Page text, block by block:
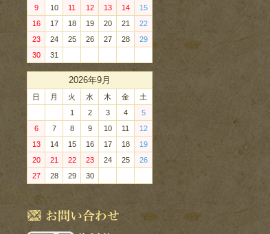
9
10 11 12 13 14
15
16
17 18 19 20 21
22
23
24 25 26 27 28
29
30
31
2026年9月
日 月 火 水 木 金
土
1
2 3 4
5
6
7 8 9 10 11
12
13
14 15 16 17 18
19
20
21 22 23 24 25
26
27
28 29 30